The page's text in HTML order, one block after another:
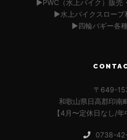
▶︎PWC（水上バイク）販売
▶︎水上バイクスロープ
▶︎四輪バギー各
〒649-
和歌山県日高郡印南
【4月〜定休日なし/年
0738-